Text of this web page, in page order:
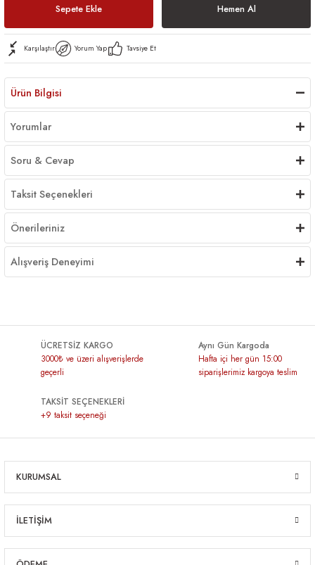
Sepete Ekle Hemen Al
Karşılaştır Yorum Yap Tavsiye Et
Ürün Bilgisi
Yorumlar
Soru & Cevap
Taksit Seçenekleri
Önerileriniz
Alışveriş Deneyimi
ÜCRETSİZ KARGO
3000₺ ve üzeri alışverişlerde
geçerli
Aynı Gün Kargoda
Hafta içi her gün 15:00
siparişlerimiz kargoya teslim
TAKSİT SEÇENEKLERİ
+9 taksit seçeneği
KURUMSAL
İLETİŞİM